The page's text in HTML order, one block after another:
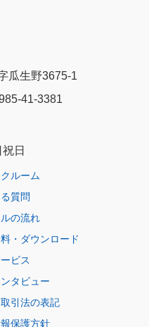
瓜生野3675-1
41-3381
日
クルーム
質問
の流れ
・ダウンロード
ビス
タビュー
引法の表記
保護方針